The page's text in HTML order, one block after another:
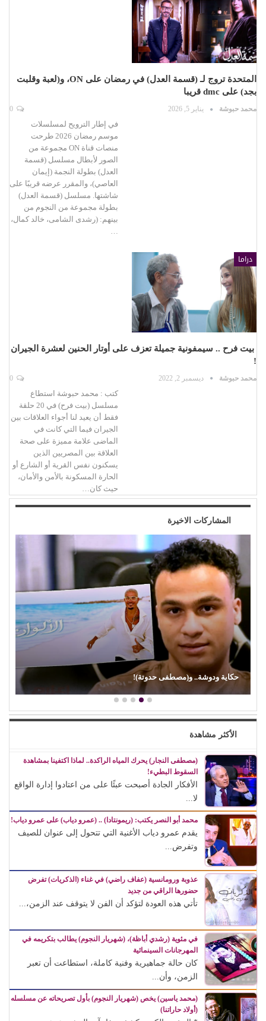
المتحدة تروج لـ (قسمة العدل) في رمضان على ON، و(لعبة وقلبت
بجد) على dmc قريبا
محمد حبوشة يناير 5, 2026
في إطار الترويح لمسلسلات
موسم رمضان 2026 طرحت
منصات قناة ON مجموعة من
الصور لأبطال مسلسل (قسمة
العدل) بطولة النجمة (إيمان
العاصي)، والمقرر عرضه قريبًا على
شاشتها. مسلسل (قسمة العدل)
بطولة مجموعة من النجوم من
بينهم: (رشدى الشامى، خالد كمال،
…
دراما
بيت فرح .. سيمفونية جميلة تعزف على أوتار الحنين لعشرة الجيران
!
محمد حبوشة ديسمبر 2, 2022
كتب : محمد حبوشة استطاع
مسلسل (بيت فرح) في 20 حلقة
فقط أن يعيد لنا أجواء العلاقات بين
الجيران فيما التي كانت في
الماضى علامة مميزة على صحة
العلاقة بين المصريين الذين
يسكنون نفس القرية أو الشارع أو
الحارة المسكونة بالأمن والأمان،
حيث كان…
المشاركات الاخيرة
حكاية ودوشة.. و(مصطفى حدوتة)!
الأكثر مشاهدة
(مصطفى النجار) يحرك المياه الراكدة.. لماذا اكتفينا بمشاهدة
السقوط البطيء!
الأفكار الجادة أصبحت عبئًا على من اعتادوا إدارة الواقع
لا...
محمد أبو النصر يكتب: (ريمونتادا) .. (عمرو دياب) على عمرو دياب!
يقدم عمرو دياب الأغنية التي تتحول إلى عنوان للصيف
وتفرض...
عذوبة ورومانسية (عفاف راضي) في غناء (الذكريات) تفرض
حضورها الراقي من جديد
تأتي هذه العودة لتؤكد أن الفن لا يتوقف عند الزمن،...
في مئوية (رشدي أباظة)، (شهريار النجوم) يطالب بتكريمه في
المهرجانات السينمائية
كان حالة جماهيرية وفنية كاملة، استطاعت أن تعبر
الزمن، وأن...
(محمد ياسين) يخص (شهريار النجوم) بأول تصريحاته عن مسلسله
(أولاد حاراتنا)